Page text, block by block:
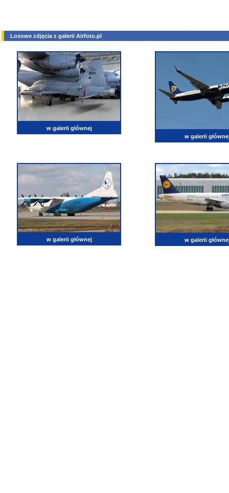
Losowe zdjęcia z galerii Airfoto.pl
w galerii głównej
w galerii
w galerii głównej w galerii